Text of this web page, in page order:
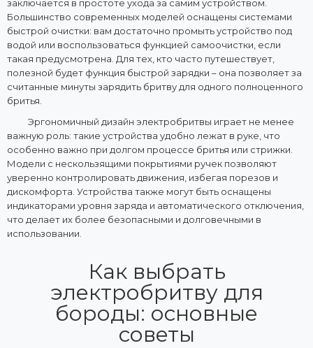
заключается в простоте ухода за самим устройством.
Большинство современных моделей оснащены системами
быстрой очистки: вам достаточно промыть устройство под
водой или воспользоваться функцией самоочистки, если
такая предусмотрена. Для тех, кто часто путешествует,
полезной будет функция быстрой зарядки – она позволяет за
считанные минуты зарядить бритву для одного полноценного
бритья.
Эргономичный дизайн электробритвы играет не менее
важную роль: такие устройства удобно лежат в руке, что
особенно важно при долгом процессе бритья или стрижки.
Модели с нескользящими покрытиями ручек позволяют
уверенно контролировать движения, избегая порезов и
дискомфорта. Устройства также могут быть оснащены
индикаторами уровня заряда и автоматического отключения,
что делает их более безопасными и долговечными в
использовании.
Как выбрать
электробритву для
бороды: основные
советы